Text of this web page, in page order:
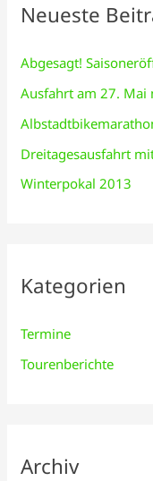
e
n
a
c
h
:
Neueste
Abgesagt!
Ausfahrt am 27. Mai
Dreitagesausfahrt
Winterpokal 2013
Kategorien
Termine
Tourenberichte
Archiv